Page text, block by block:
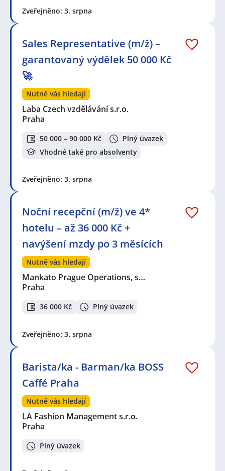
Zveřejněno: 3. srpna
Sales Representative (m/ž) –
garantovaný výdělek 50 000 Kč
🚀
Nutně vás hledají
Laba Czech vzdělávání s.r.o.
Praha
50 000 – 90 000 Kč
Plný úvazek
Vhodné také pro absolventy
Zveřejněno: 3. srpna
Noční recepční (m/ž) ve 4*
hotelu – až 36 000 Kč +
navýšení mzdy po 3 měsících
Nutně vás hledají
Mankato Prague Operations, s…
Praha
36 000 Kč Plný úvazek
Zveřejněno: 3. srpna
Barista/ka - Barman/ka BOSS
Caffé Praha
Nutně vás hledají
LA Fashion Management s.r.o.
Praha
Plný úvazek